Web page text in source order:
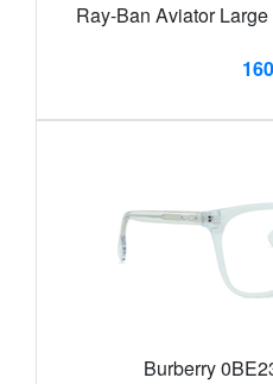
Ray-Ban Aviator
Burberry